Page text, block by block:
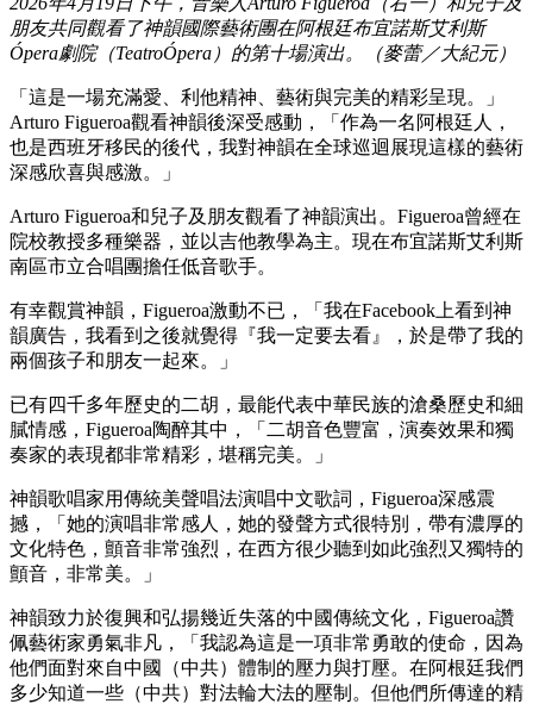
朋友共同觀看了神韻國際藝術團在阿根廷布宜諾斯艾利斯
Ópera劇院（TeatroÓpera）的第十場演出。（麥蕾／大紀元）
「這是一場充滿愛、利他精神、藝術與完美的精彩呈現。」
Arturo Figueroa觀看神韻後深受感動，「作為一名阿根廷人，
也是西班牙移民的後代，我對神韻在全球巡迴展現這樣的藝術
深感欣喜與感激。」
Arturo Figueroa和兒子及朋友觀看了神韻演出。Figueroa曾經在
院校教授多種樂器，並以吉他教學為主。現在布宜諾斯艾利斯
南區市立合唱團擔任低音歌手。
有幸觀賞神韻，Figueroa激動不已，「我在Facebook上看到神
韻廣告，我看到之後就覺得『我一定要去看』，於是帶了我的
兩個孩子和朋友一起來。」
已有四千多年歷史的二胡，最能代表中華民族的滄桑歷史和細
膩情感，Figueroa陶醉其中，「二胡音色豐富，演奏效果和獨
奏家的表現都非常精彩，堪稱完美。」
神韻歌唱家用傳統美聲唱法演唱中文歌詞，Figueroa深感震
撼，「她的演唱非常感人，她的發聲方式很特別，帶有濃厚的
文化特色，顫音非常強烈，在西方很少聽到如此強烈又獨特的
顫音，非常美。」
神韻致力於復興和弘揚幾近失落的中國傳統文化，Figueroa讚
佩藝術家勇氣非凡，「我認為這是一項非常勇敢的使命，因為
他們面對來自中國（中共）體制的壓力與打壓。在阿根廷我們
多少知道一些（中共）對法輪大法的壓制。但他們所傳達的精